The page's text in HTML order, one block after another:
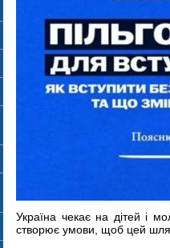
Україна чекає на дітей і
створює умови, щоб цей